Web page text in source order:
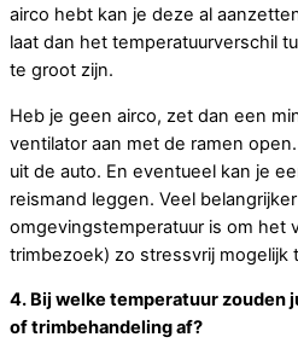
airco hebt kan je deze al
laat dan het temperatuurverschil
te groot zijn.
Heb je geen airco, zet dan een
ventilator aan met de ramen
uit de auto. En eventueel kan je
reismand leggen. Veel
omgevingstemperatuur is om het
trimbezoek) zo stressvrij mogelijk
4. Bij welke temperatuur zouden
of trimbehandeling af?